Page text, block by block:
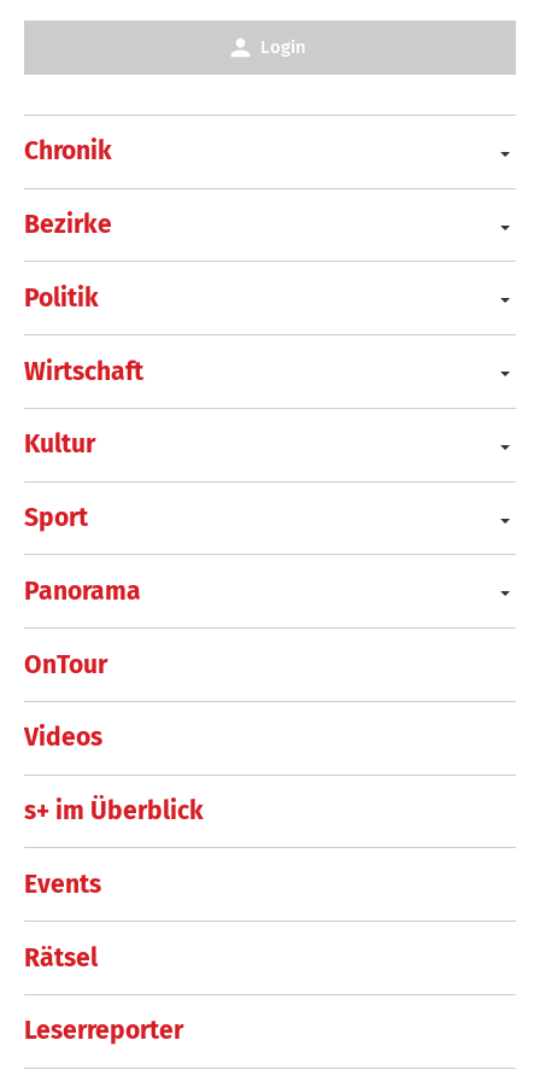
Chronik
Bezirke
Politik
Wirtschaft
Kultur
Sport
Panorama
OnTour
Videos
s+ im Überblick
Events
Rätsel
Leserreporter
Login